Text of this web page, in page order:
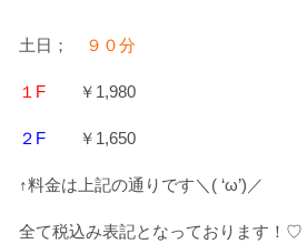
土日； ９０分
１F ￥1,980
２F ￥1,650
↑料金は上記の通りです＼( ‘ω’)／
全て税込み表記となっております！♡